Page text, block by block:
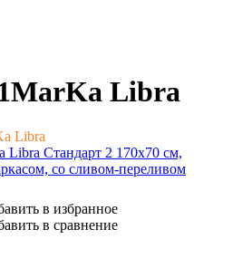
Libra
Libra
Libra Стандарт 2 170x70 см,
со сливом-переливом
в избранное
в сравнение